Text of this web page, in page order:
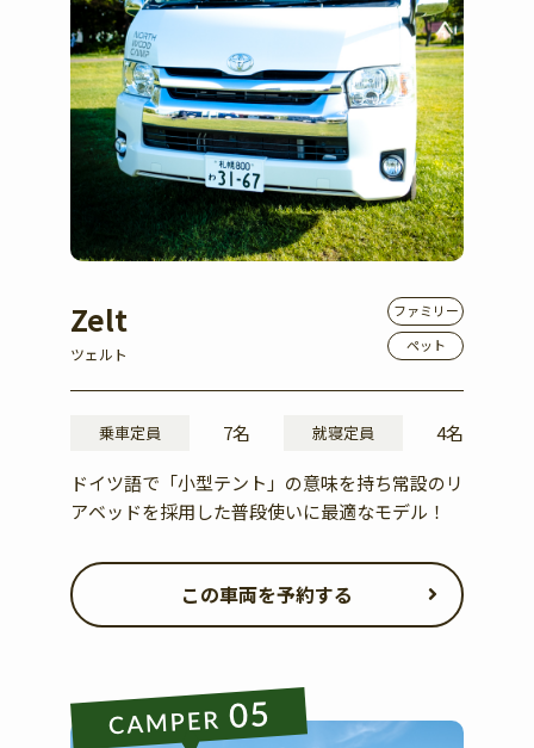
Zelt
ツェルト
ファミリー
ペット
乗車定員 7名 就寝定員
4名
ドイツ語で「小型テント」の意味を持ち常設のリ
アベッドを採用した普段使いに最適なモデル！
この車両を予約する